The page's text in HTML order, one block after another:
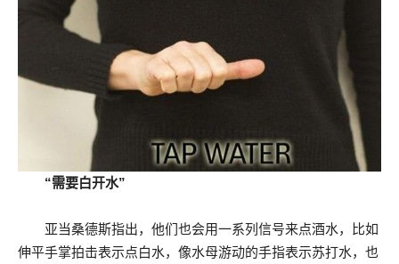
“需要白开水”
亚当桑德斯指出，他们也会用一系列信号来点酒水，比如
伸平手掌拍击表示点白水，像水母游动的手指表示苏打水，也